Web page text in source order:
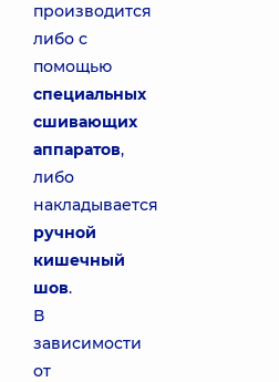
производится
либо с
помощью
специальных
сшивающих
аппаратов,
либо
накладывается
ручной
кишечный
шов.
В
зависимости
от